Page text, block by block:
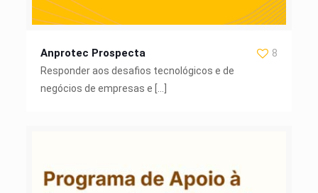
Anprotec Prospecta
8
Responder aos desafios tecnológicos e de
negócios de empresas e […]